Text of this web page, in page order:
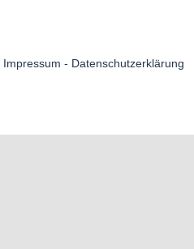
Impressum - Datenschutzerklärung